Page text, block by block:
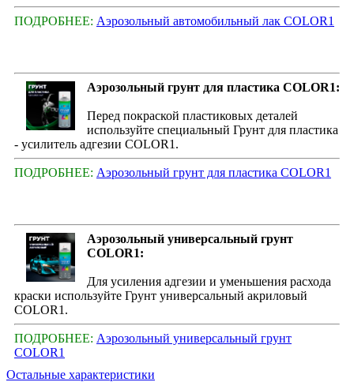
ПОДРОБНЕЕ: Аэрозольный автомобильный лак COLOR1
Аэрозольный грунт для пластика COLOR1:
Перед покраской пластиковых деталей
используйте специальный Грунт для пластика
- усилитель адгезии COLOR1.
ПОДРОБНЕЕ: Аэрозольный грунт для пластика COLOR1
Аэрозольный универсальный грунт
COLOR1:
Для усиления адгезии и уменьшения расхода
краски используйте Грунт универсальный акриловый
COLOR1.
ПОДРОБНЕЕ: Аэрозольный универсальный грунт
COLOR1
Остальные характеристики